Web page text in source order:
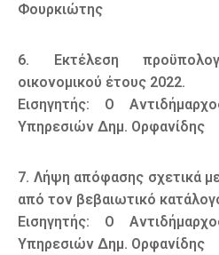
Φουρκιώτης
6. Εκτέλεση
οικονομικού έτους 2022.
Εισηγητής: Ο
Υπηρεσιών Δημ. Ορφανίδης
7. Λήψη απόφασης σχετικά
από τον βεβαιωτικό
Εισηγητής: Ο
Υπηρεσιών Δημ. Ορφανίδης